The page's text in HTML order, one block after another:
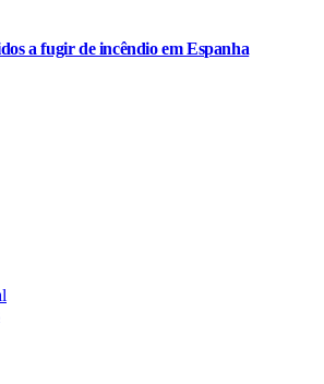
a fugir de incêndio em Espanha